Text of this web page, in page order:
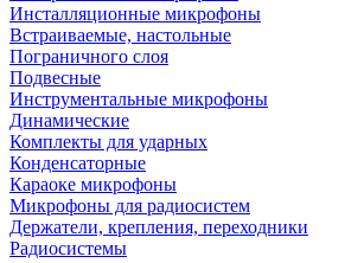
Инсталляционные микрофоны
Встраиваемые, настольные
Пограничного слоя
Подвесные
Инструментальные микрофоны
Динамические
Комплекты для ударных
Конденсаторные
Караоке микрофоны
Микрофоны для радиосистем
Держатели, крепления, переходники
Радиосистемы